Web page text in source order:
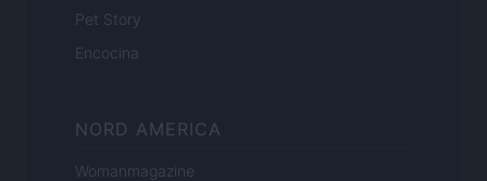
Pet Story
Encocina
NORD AMERICA
Womanmagazine